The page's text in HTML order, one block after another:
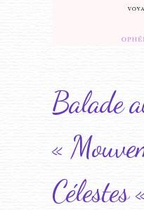
Balade
«
Célestes